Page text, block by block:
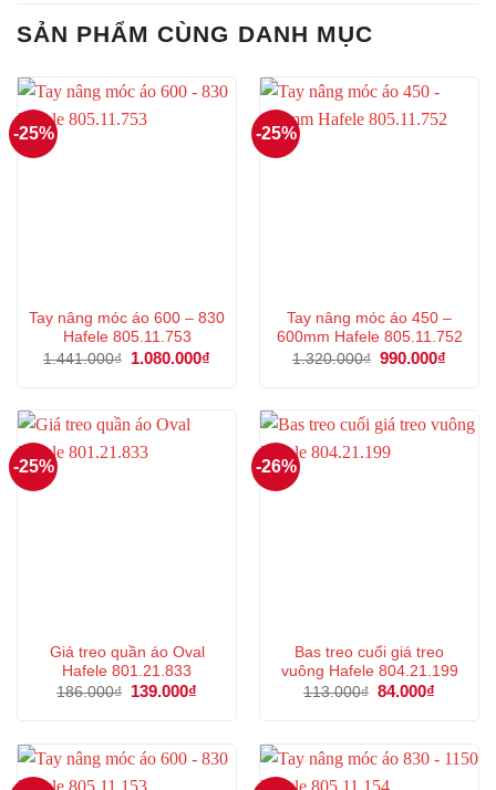
SẢN PHẨM CÙNG DANH MỤC
-25%
Tay nâng móc áo 600 – 830
Hafele 805.11.753
1.441.000₫
Giá
1.080.000₫
1.080.000₫.
-25%
Tay nâng móc áo 450 –
600mm Hafele 805.11.752
1.320.000₫ Giá
990.000₫
-25%
Giá treo quần áo Oval
Hafele 801.21.833
186.000₫
Giá
139.000₫
139.000₫.
-26%
Bas treo cuối giá treo
vuông Hafele 804.21.199
113.000₫ Giá
84.000₫